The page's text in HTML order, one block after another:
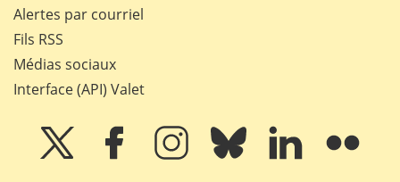
Alertes par courriel
Fils RSS
Médias sociaux
Interface (API) Valet